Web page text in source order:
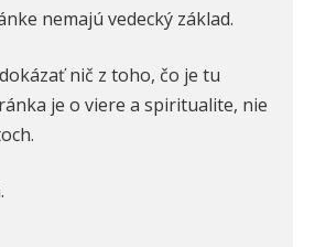
nemajú vedecký základ.
nič z toho, čo je tu
je o viere a spiritualite, nie